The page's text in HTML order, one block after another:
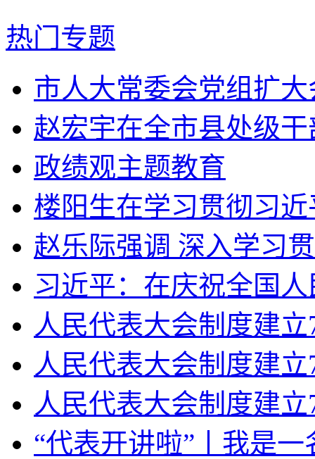
热门专题
市人大常委会党组扩
赵宏宇在全市县处级
政绩观主题教育
楼阳生在学习贯彻习
赵乐际强调 深入学习
习近平：在庆祝全国
人民代表大会制度建
人民代表大会制度建
人民代表大会制度建
“代表开讲啦”丨我是